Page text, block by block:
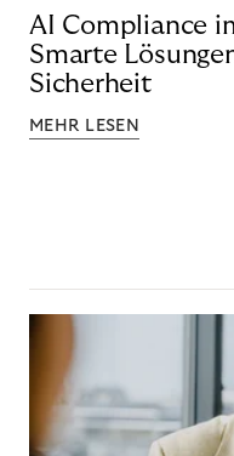
AI Compliance
Smarte
Sicherheit
MEHR LESEN